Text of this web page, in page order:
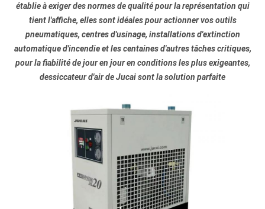
établie à exiger des normes de qualité pour la représentation qui
tient l'affiche, elles sont idéales pour actionner vos outils
pneumatiques, centres d'usinage, installations d'extinction
automatique d'incendie et les centaines d'autres tâches critiques,
pour la fiabilité de jour en jour en conditions les plus exigeantes,
dessiccateur d'air de Jucai sont la solution parfaite